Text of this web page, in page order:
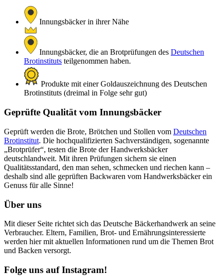
Innungsbäcker in ihrer Nähe
Innungsbäcker, die an Brotprüfungen des Deutschen
Brotinstituts teilgenommen haben.
Produkte mit einer Goldauszeichnung des Deutschen
Brotinstituts (dreimal in Folge sehr gut)
Geprüfte Qualität vom Innungsbäcker
Geprüft werden die Brote, Brötchen und Stollen vom Deutschen
Brotinstitut. Die hochqualifizierten Sachverständigen, sogenannte
„Brotprüfer“, testen die Brote der Handwerksbäcker
deutschlandweit. Mit ihren Prüfungen sichern sie einen
Qualitätsstandard, den man sehen, schmecken und riechen kann –
deshalb sind alle geprüften Backwaren vom Handwerksbäcker ein
Genuss für alle Sinne!
Über uns
Mit dieser Seite richtet sich das Deutsche Bäckerhandwerk an seine
Verbraucher. Eltern, Familien, Brot- und Ernährungsinteressierte
werden hier mit aktuellen Informationen rund um die Themen Brot
und Backen versorgt.
Folge uns auf Instagram!